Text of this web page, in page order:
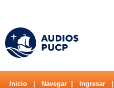
Inicio Navegar Ingresar